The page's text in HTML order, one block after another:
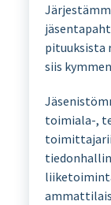
pituuksista
siis
toimiala-,